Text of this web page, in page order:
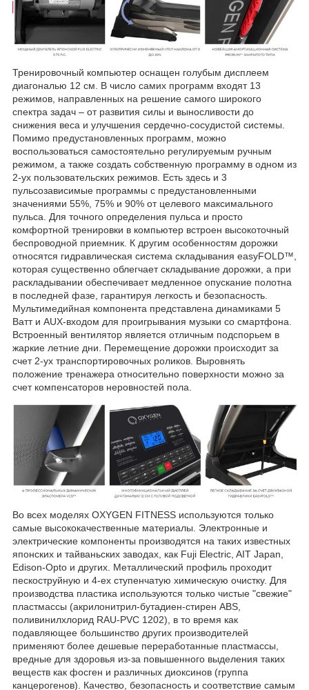
Тренировочный компьютер оснащен голубым дисплеем
диагональю 12 см. В число самих программ входят 13
режимов, направленных на решение самого широкого
спектра задач – от развития силы и выносливости до
снижения веса и улучшения сердечно-сосудистой системы.
Помимо предустановленных программ, можно
воспользоваться самостоятельно регулируемым ручным
режимом, а также создать собственную программу в одном из
2-ух пользовательских режимов. Есть здесь и 3
пульсозависимые программы с предустановленными
значениями 55%, 75% и 90% от целевого максимального
пульса. Для точного определения пульса и просто
комфортной тренировки в компьютер встроен высокоточный
беспроводной приемник. К другим особенностям дорожки
относятся гидравлическая система складывания easyFOLD™,
которая существенно облегчает складывание дорожки, а при
раскладывании обеспечивает медленное опускание полотна
в последней фазе, гарантируя легкость и безопасность.
Мультимедийная компонента представлена динамиками 5
Ватт и AUX-входом для проигрывания музыки со смартфона.
Встроенный вентилятор является отличным подспорьем в
жаркие летние дни. Перемещение дорожки происходит за
счет 2-ух транспортировочных роликов. Выровнять
положение тренажера относительно поверхности можно за
счет компенсаторов неровностей пола.
Во всех моделях OXYGEN FITNESS используются только
самые высококачественные материалы. Электронные и
электрические компоненты производятся на таких известных
японских и тайваньских заводах, как Fuji Electric, AIT Japan,
Edison-Opto и других. Металлический профиль проходит
пескоструйную и 4-ех ступенчатую химическую очистку. Для
производства пластика используются только чистые "свежие"
пластмассы (акрилонитрил-бутадиен-стирен ABS,
поливинилхлорид RAU-PVC 1202), в то время как
подавляющее большинство других производителей
применяют более дешевые переработанные пластмассы,
вредные для здоровья из-за повышенного выделения таких
веществ как фосген и различных диоксинов (группа
канцерогенов). Качество, безопасность и соответствие самым